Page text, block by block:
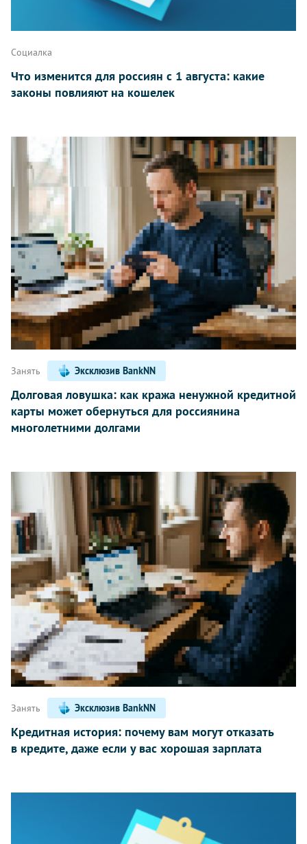
Написать
Социалка
Что изменится для россиян с 1 августа: какие
законы повлияют на кошелек
Занять Эксклюзив BankNN
Долговая ловушка: как кража ненужной кредитной
карты может обернуться для россиянина
многолетними долгами
Занять Эксклюзив BankNN
Кредитная история: почему вам могут отказать
в кредите, даже если у вас хорошая зарплата